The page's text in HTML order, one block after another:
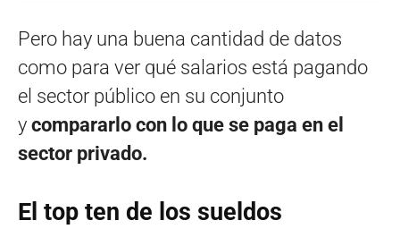
Pero hay una buena cantidad de datos
como para ver qué salarios está pagando
el sector público en su conjunto
y compararlo con lo que se paga en el
sector privado.
El top ten de los sueldos​